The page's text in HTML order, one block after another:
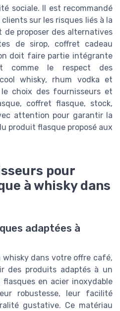
sociale. Il est recommandé
sur les risques liés à la
de proposer des alternatives
de sirop, coffret cadeau
doit faire partie intégrante
comme le respect des
whisky, rhum vodka et
choix des fournisseurs et
coffret flasque, stock,
attention pour garantir la
produit flasque proposé aux
pour
à whisky dans
adaptées à
whisky dans votre offre café,
des produits adaptés à un
flasques en acier inoxydable
robustesse, leur facilité
gustative. Ce matériau